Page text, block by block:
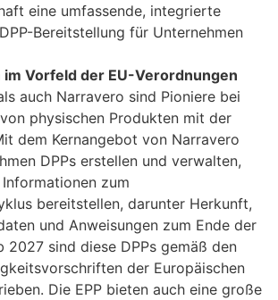
eine umfassende, integrierte
Bereitstellung für Unternehmen
im Vorfeld der EU-Verordnungen
auch Narravero sind Pioniere bei
physischen Produkten mit der
dem Kernangebot von Narravero
DPPs erstellen und verwalten,
zum
bereitstellen, darunter Herkunft,
und Anweisungen zum Ende der
2027 sind diese DPPs gemäß den
der Europäischen
Die EPP bieten auch eine große